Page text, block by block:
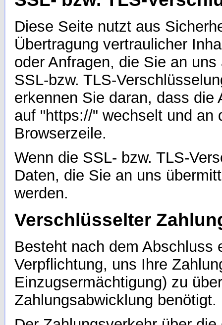
Diese Seite nutzt aus
Übertragung vertraulicher
oder Anfragen, die Sie an
SSL-bzw. TLS-
erkennen Sie daran, dass
auf "https://" wechselt und an
Browserzeile.
Wenn die SSL- bzw. TLS-
Daten, die Sie an uns
werden.
Verschlüsselter
Besteht nach dem Abschluss
Verpflichtung, uns Ihre
Einzugsermächtigung) zu
Zahlungsabwicklung benötigt.